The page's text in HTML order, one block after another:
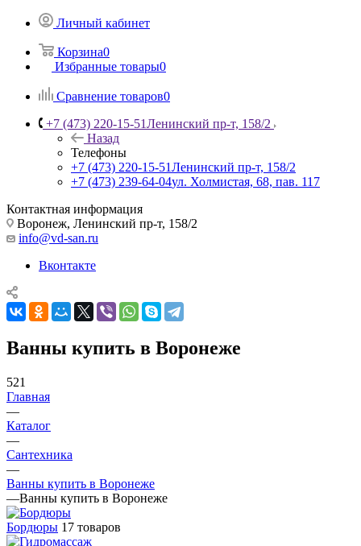
Личный кабинет
Корзина0
Избранные товары0
Сравнение товаров0
+7 (473) 220-15-51Ленинский пр-т, 158/2
Назад
Телефоны
+7 (473) 220-15-51Ленинский пр-т, 158/2
+7 (473) 239-64-04ул. Холмистая, 68, пав. 117
Контактная информация
Воронеж, Ленинский пр-т, 158/2
info@vd-san.ru
Вконтакте
Ванны купить в Воронеже
521
Главная
—
Каталог
—
Сантехника
—
Ванны купить в Воронеже
—Ванны купить в Воронеже
Бордюры 17 товаров